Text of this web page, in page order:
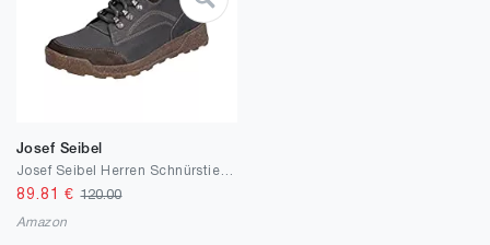
Josef Seibel
89.81 €120.00
Amazon